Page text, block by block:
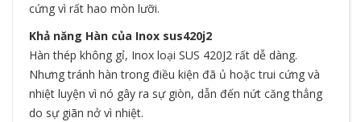
cứng vì rất hao mòn lưỡi.
Khả năng Hàn của Inox sus420j2
Hàn thép không gỉ, Inox loại SUS 420J2 rất dễ dàng.
Nhưng tránh hàn trong điều kiện đã ủ hoặc trui cứng và
nhiệt luyện vì nó gây ra sự giòn, dẫn đến nứt căng thẳng
do sự giãn nở vì nhiệt.